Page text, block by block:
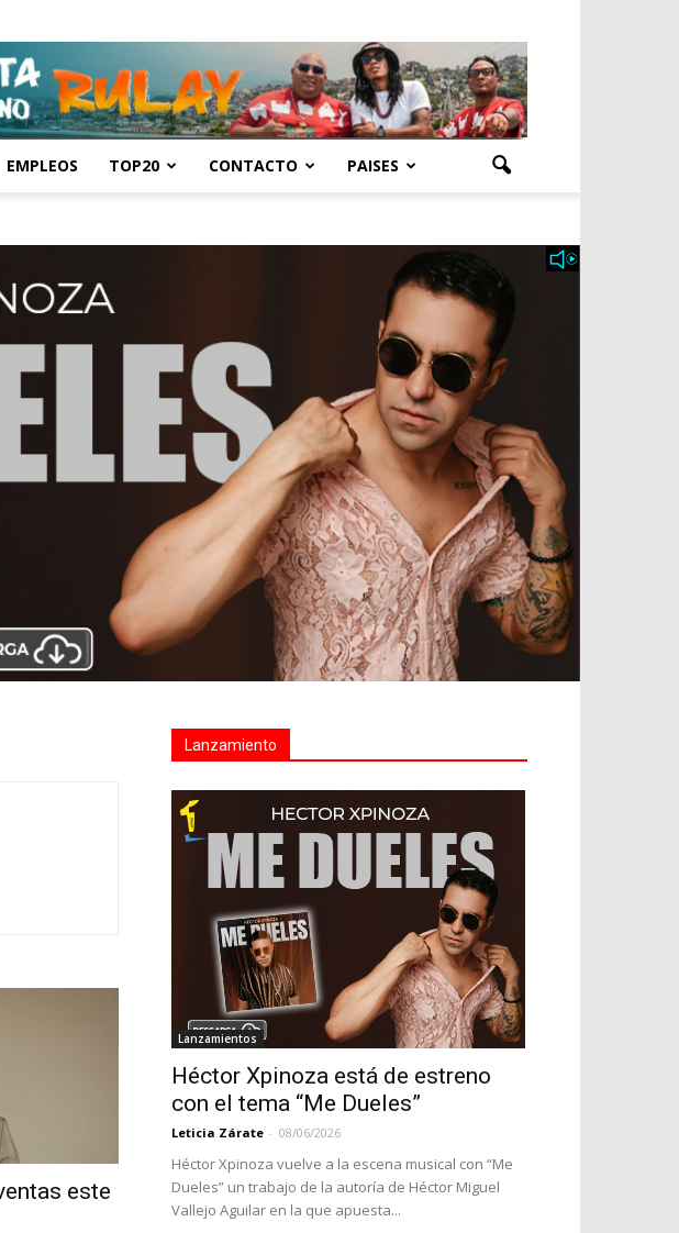
EMPLEOS TOP20 CONTACTO PAISES
este
Lanzamiento
Lanzamientos
Héctor Xpinoza está de estreno
con el tema “Me Dueles”
Leticia Zárate - 08/06/2026
Héctor Xpinoza vuelve a la escena musical con “Me
Dueles” un trabajo de la autoría de Héctor Miguel
Vallejo Aguilar en la que apuesta...